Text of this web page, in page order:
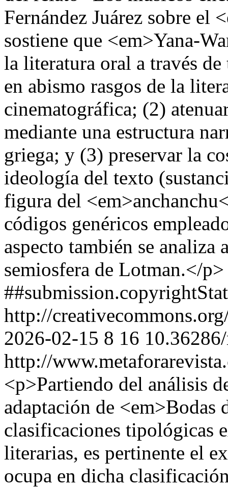
Fernández Juárez sobre el
sostiene que <em>Yana-
la literatura oral a través
en abismo rasgos de la
cinematográfica; (2)
mediante una estructura
griega; y (3) preservar la
ideología del texto
figura del
códigos genéricos
aspecto también se analiza
semiosfera de Lotman.</p>
http://
2026-02-15 8 16
http://
<p>Partiendo del análisis
adaptación de <em>Bodas
clasificaciones tipológicas
literarias, es pertinente el
ocupa en dicha